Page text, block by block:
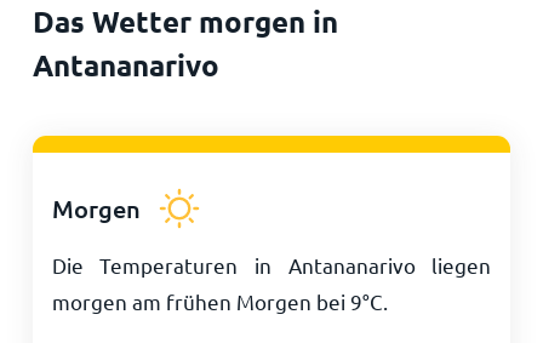
Das Wetter morgen in
Antananarivo
Morgen
Die Temperaturen in Antananarivo liegen
morgen am frühen Morgen bei 9°C